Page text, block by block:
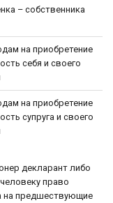
– собственника
на приобретение
себя и своего
на приобретение
супруга и своего
декларант либо
право
на предшествующие